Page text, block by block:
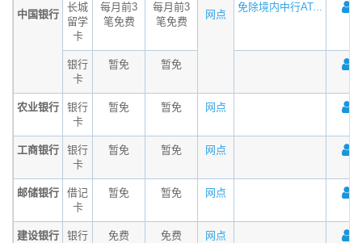
中国银行 网点
长城
留学
卡
每月前3
笔免费
每月前3
笔免费
免除境内中行AT...
银行
卡
暂免 暂免
农业银行
银行
卡
暂免 暂免 网点
工商银行
银行
卡
暂免 暂免 网点
邮储银行
借记
卡
暂免 暂免 网点
建设银行
银行
免费 免费 网点